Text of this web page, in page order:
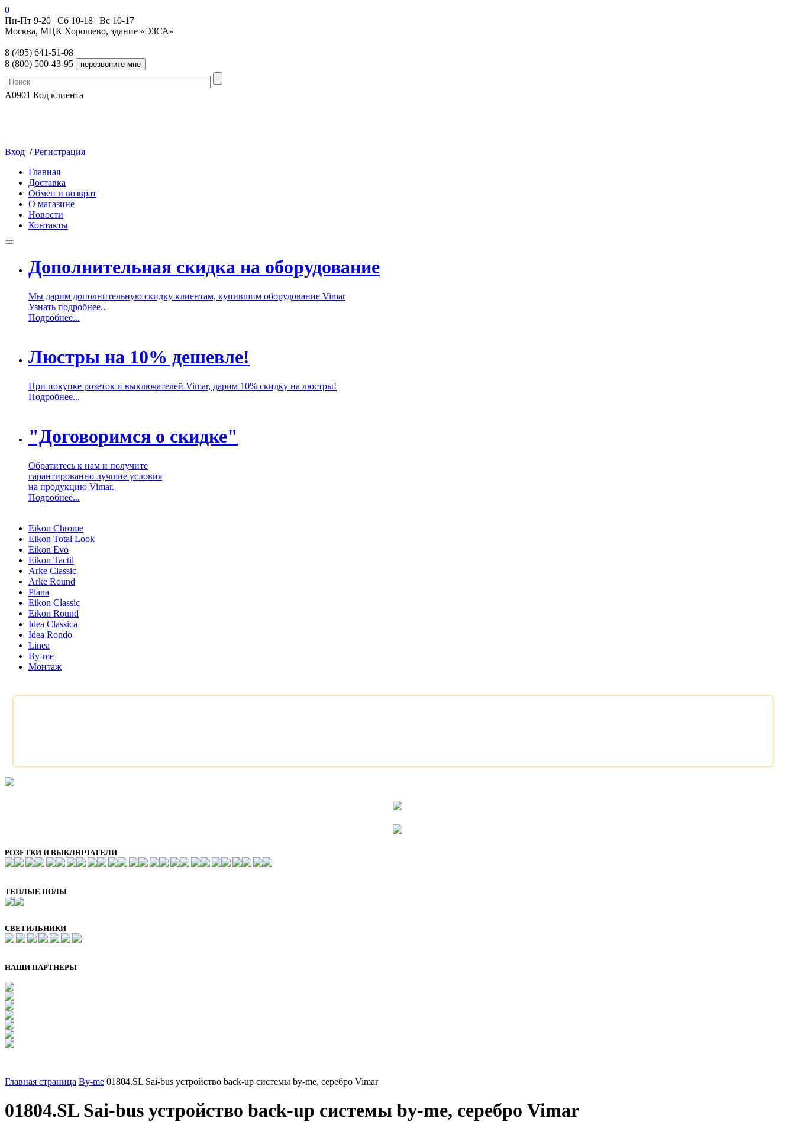
0
Пн-Пт 9-20 | Сб 10-18 | Вс 10-17
Москва, МЦК Хорошево, здание «ЭЗСА»
8 (495) 641-51-08
8 (800) 500-43-95
A0901 Код клиента
Вход / Регистрация
Главная
Доставка
Обмен и возврат
О магазине
Новости
Контакты
Дополнительная скидка на оборудование
Мы дарим дополнительную скидку клиентам, купившим оборудование Vimar
Узнать подробнее..
Подробнее...
Люстры на 10% дешевле!
При покупке розеток и выключателей Vimar, дарим 10% скидку на люстры!
Подробнее...
"Договоримся о скидке"
Обратитесь к нам и получите
гарантированно лучшие условия
на продукцию Vimar.
Подробнее...
Eikon Chrome
Eikon Total Look
Eikon Evo
Eikon Tactil
Arke Classic
Arke Round
Plana
Eikon Classic
Eikon Round
Idea Classica
Idea Rondo
Linea
By-me
Монтаж
РОЗЕТКИ И ВЫКЛЮЧАТЕЛИ
ТЕПЛЫЕ ПОЛЫ
СВЕТИЛЬНИКИ
НАШИ ПАРТНЕРЫ
Главная страница By-me 01804.SL Sai-bus устройство back-up системы by-me, серебро Vimar
01804.SL Sai-bus устройство back-up системы by-me, серебро Vimar